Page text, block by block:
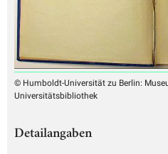
© Humboldt-Universität zu Berlin:
Universitätsbibliothek
Detailangaben